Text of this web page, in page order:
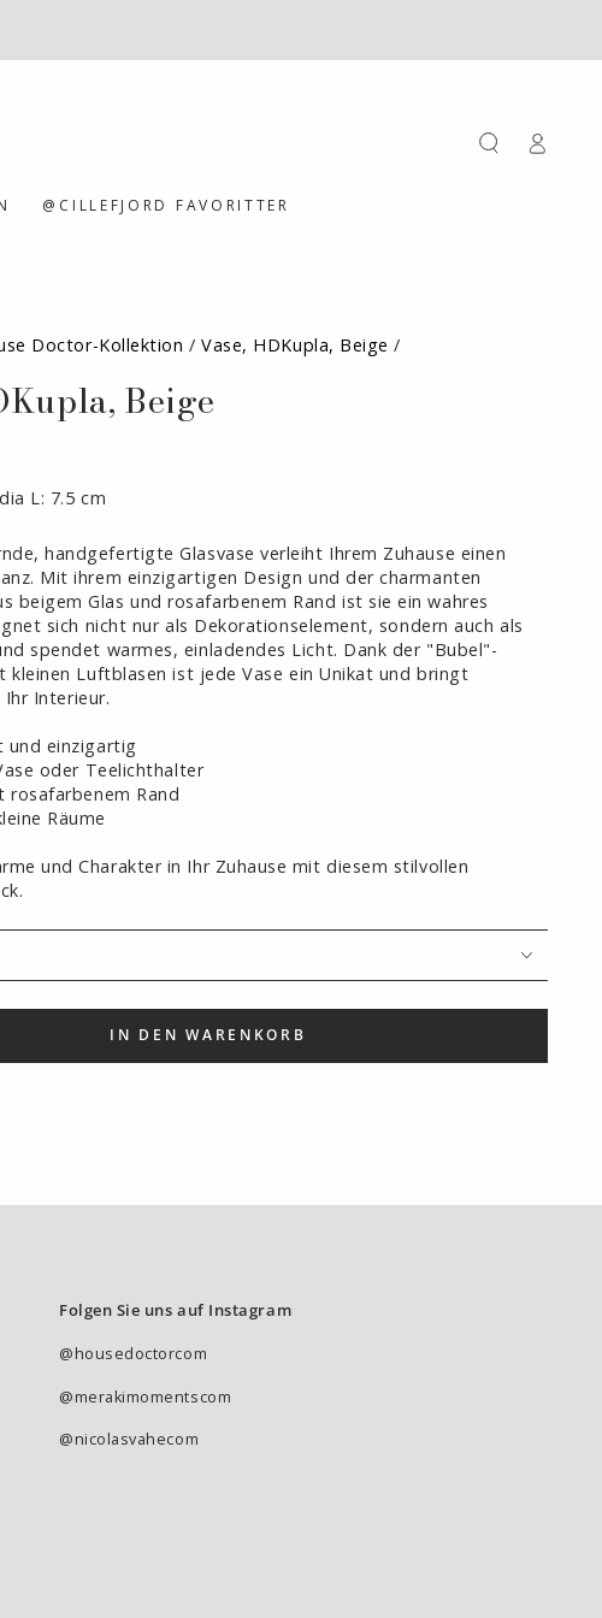
@CILLEFJORD FAVORITTER
Einloggen
Doctor-Kollektion / Vase, HDKupla, Beige /
Beige
L: 7.5 cm
handgefertigte Glasvase verleiht Ihrem Zuhause einen
Mit ihrem einzigartigen Design und der charmanten
beigem Glas und rosafarbenem Rand ist sie ein wahres
sich nicht nur als Dekorationselement, sondern auch als
spendet warmes, einladendes Licht. Dank der "Bubel"-
kleinen Luftblasen ist jede Vase ein Unikat und bringt
Interieur.
und einzigartig
oder Teelichthalter
rosafarbenem Rand
Räume
und Charakter in Ihr Zuhause mit diesem stilvollen
IN DEN WARENKORB
Folgen Sie uns auf Instagram
@housedoctorcom
@merakimomentscom
@nicolasvahecom